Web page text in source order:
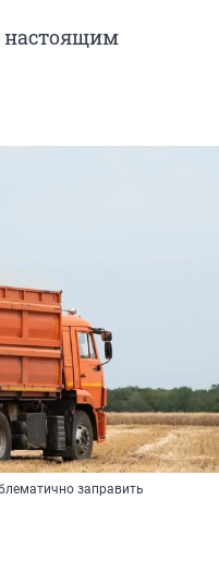
настоящим
заправить